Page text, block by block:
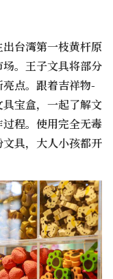
台湾第一枝黄杆原
。王子文具将部分
点。跟着吉祥物-
宝盒，一起了解文
程。使用完全无毒
具，大人小孩都开